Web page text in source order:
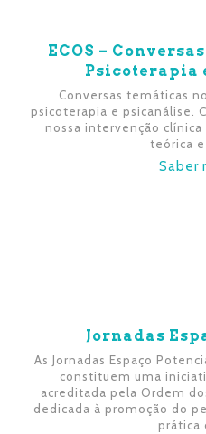
ECOS –
Psicoterapia
Conversas temáticas
psicoterapia e psicanálise.
nossa intervenção
teórica
Saber
Jornadas
As Jornadas Espaço
constituem uma
acreditada pela Ordem
dedicada à promoção do
prática